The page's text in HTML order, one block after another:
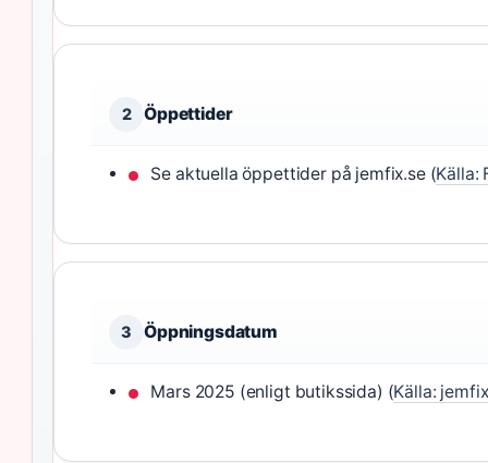
2 Öppettider
Se aktuella öppettider på jemfix.se (Källa:
3 Öppningsdatum
Mars 2025 (enligt butikssida) (Källa: